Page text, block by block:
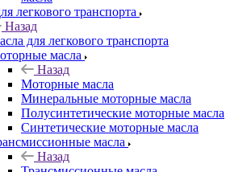
легкового транспорта
Назад
для легкового транспорта
масла
Назад
Моторные масла
Минеральные моторные масла
Полусинтетические моторные масла
Синтетические моторные масла
масла
Назад